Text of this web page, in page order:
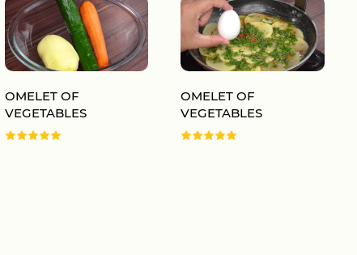
OMELET OF
VEGETABLES
OMELET OF
VEGETABLES